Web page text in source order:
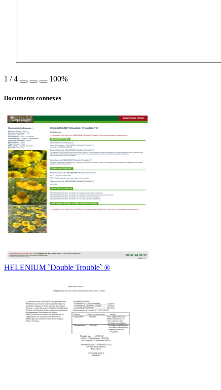
1 /4 100%
Documents connexes
HELENIUM `Double Trouble` ®